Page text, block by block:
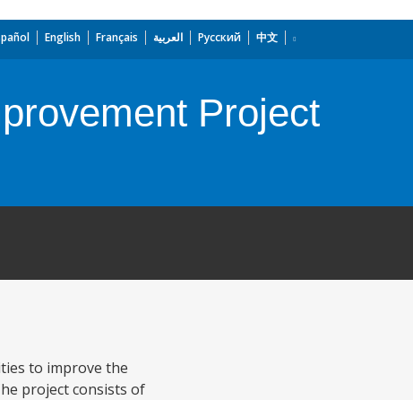
English Français العربية Русский 中文
Project
to improve the
project consists of